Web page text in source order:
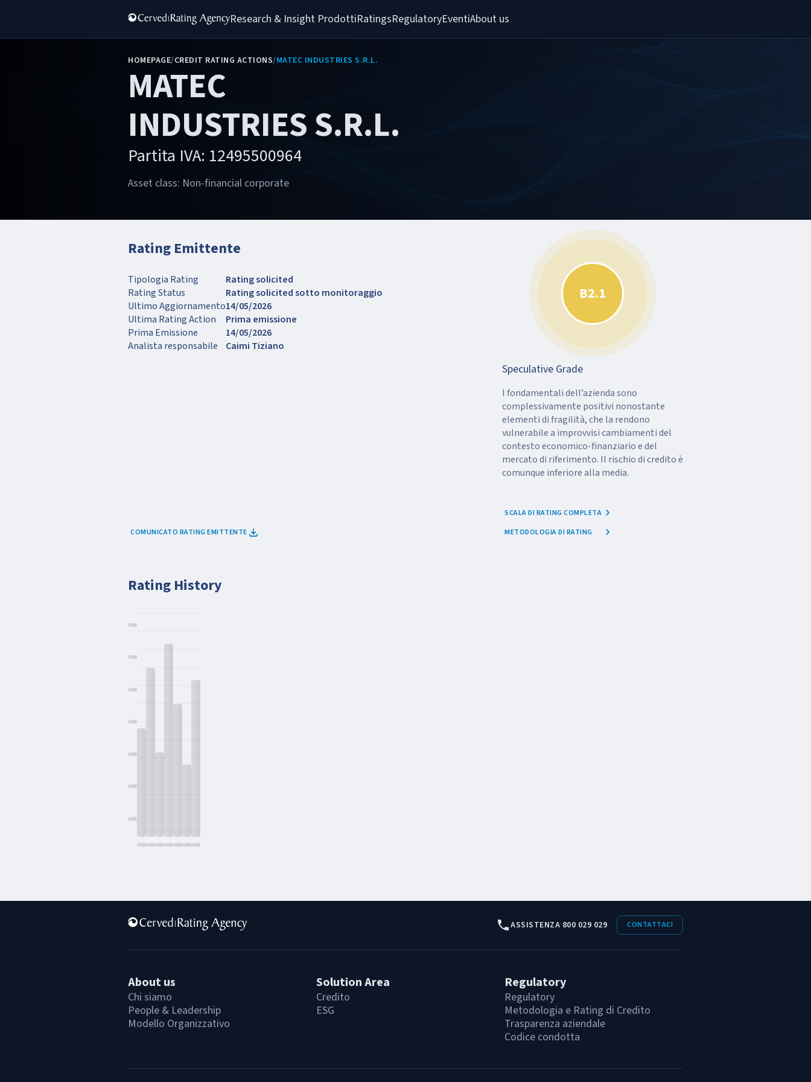
Research & Insight ProdottiRatingsRegulatoryEventiAbout us
HOMEPAGE/CREDIT RATING ACTIONS/MATEC INDUSTRIES S.R.L.
MATEC
INDUSTRIES S.R.L.
Partita IVA: 12495500964
Asset class: Non-financial corporate
Rating Emittente
Tipologia Rating
Rating solicited
Rating Status
Rating solicited sotto monitoraggio
Ultimo Aggiornamento14/05/2026
Ultima Rating Action
Prima emissione
Prima Emissione
14/05/2026
Analista responsabile
Caimi Tiziano
COMUNICATO RATING EMITTENTE
B2.1
Speculative Grade
I fondamentali dell’azienda sono
complessivamente positivi nonostante
elementi di fragilità, che la rendono
vulnerabile a improvvisi cambiamenti del
contesto economico-finanziario e del
mercato di riferimento. Il rischio di credito è
comunque inferiore alla media.
SCALA DI RATING COMPLETA
METODOLOGIA DI RATING
Rating History
ASSISTENZA 800 029 029 CONTATTACI
About us
Chi siamo
People & Leadership
Modello Organizzativo
Solution Area
Credito
ESG
Regulatory
Regulatory
Metodologia e Rating di Credito
Trasparenza aziendale
Codice condotta